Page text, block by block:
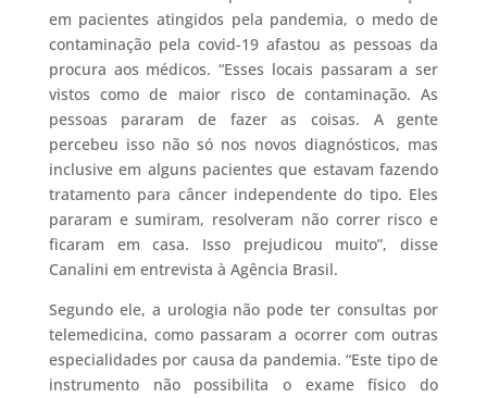
em pacientes atingidos pela pandemia, o medo de
contaminação pela covid-19 afastou as pessoas da
procura aos médicos. “Esses locais passaram a ser
vistos como de maior risco de contaminação. As
pessoas pararam de fazer as coisas. A gente
percebeu isso não só nos novos diagnósticos, mas
inclusive em alguns pacientes que estavam fazendo
tratamento para câncer independente do tipo. Eles
pararam e sumiram, resolveram não correr risco e
ficaram em casa. Isso prejudicou muito”, disse
Canalini em entrevista à Agência Brasil.
Segundo ele, a urologia não pode ter consultas por
telemedicina, como passaram a ocorrer com outras
especialidades por causa da pandemia. “Este tipo de
instrumento não possibilita o exame físico do